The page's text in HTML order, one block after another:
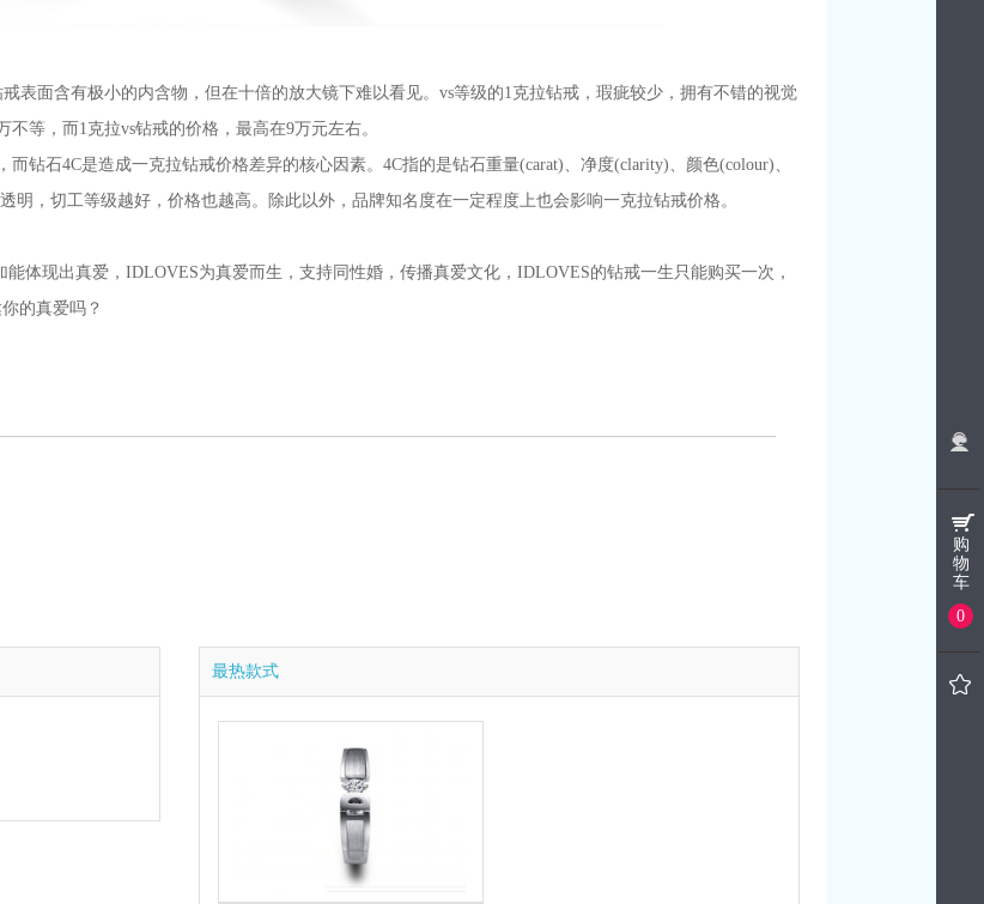
表面含有极小的内含物，但在十倍的放大镜下难以看见。vs等级的1克拉钻戒，瑕疵较少，拥有不错的视觉
等，而1克拉vs钻戒的价格，最高在9万元左右。
钻石4C是造成一克拉钻戒价格差异的核心因素。4C指的是钻石重量(carat)、净度(clarity)、颜色(colour)、
明，切工等级越好，价格也越高。除此以外，品牌知名度在一定程度上也会影响一克拉钻戒价格。
现出真爱，IDLOVES为真爱而生，支持同性婚，传播真爱文化，IDLOVES的钻戒一生只能购买一次，
的真爱吗？
最热款式
购
物
车
0